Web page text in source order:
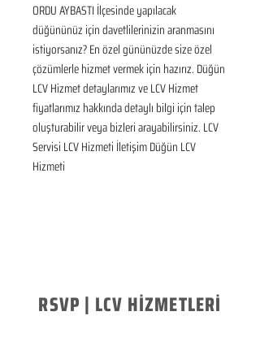
ORDU AYBASTI İlçesinde yapılacak
düğününüz için davetlilerinizin aranmasını
istiyorsanız? En özel gününüzde size özel
çözümlerle hizmet vermek için hazırız. Düğün
LCV Hizmet detaylarımız ve LCV Hizmet
fiyatlarımız hakkında detaylı bilgi için talep
oluşturabilir veya bizleri arayabilirsiniz. LCV
Servisi LCV Hizmeti İletişim Düğün LCV
Hizmeti
RSVP | LCV HİZMETLERİ